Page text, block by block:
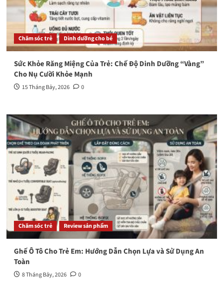
Chăm sóc trẻ Dinh dưỡng cho bé
Sức Khỏe Răng Miệng Của Trẻ: Chế Độ Dinh Dưỡng “Vàng”
Cho Nụ Cười Khỏe Mạnh
15 Tháng Bảy, 2026 0
Chăm sóc trẻ Review sản phẩm
Ghế Ô Tô Cho Trẻ Em: Hướng Dẫn Chọn Lựa và Sử Dụng An
Toàn
8 Tháng Bảy, 2026 0